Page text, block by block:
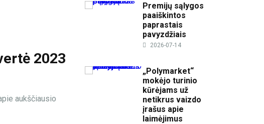
2023
aukščiausio
Premijų sąlygos
paaiškintos
paprastais
pavyzdžiais
2026-07-14
„Polymarket“
mokėjo turinio
kūrėjams už
netikrus vaizdo
įrašus apie
laimėjimus